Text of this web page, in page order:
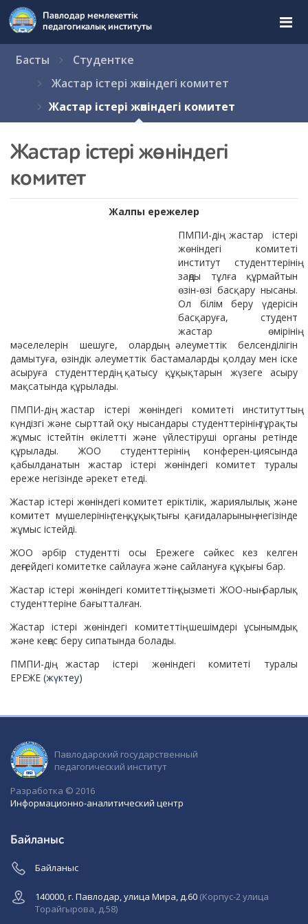
Перейти
содержимому
страницы.
Павлодар мемлекеттік
педагогикалық институты
Басты
Студентке
Жастар істері жөніндегі комитет
Жастар істері жөніндегі комитет
Жастар істері жөніндегі
комитет
Жалпы ережелер
ПМПИ-дің жастар істері
жөніндегі комитеті
институт студенттерінің
заңды тұлға құрмайтын
өзін-өзі басқару нысаны.
Ол білім беру үдерісін
басқаруға, студент
жастар өмірінің
мәселелерін шешуге, олардың әлеуметтік белсенділігін
дамытуға, өзіндік әлеуметтік бастамаларды қолдау мен іске
асыруға студенттердің қатысу құқықтарын жүзеге асыру
мақсатында құрылады.
ПМПИ-дің жастар істері жөніндегі комитеті институттың
күндізгі және сырттай оқу нысандары студенттерінің тұрақты
жұмыс істейтін өкілетті және үйлестіруші органы ретінде
құрылады. ЖОО студенттерінің конферен-циясында
қабылданатын жастар істері жөніндегі комитет туралы
ереже негізінде әрекет етеді.
Жастар істері жөніндегі комитет еріктілік, жариялылық және
комитет мүшелерінің тең құқықтығы қағидаларының негізінде
жұмыс істейді.
ЖОО әрбір студентті осы Ережеге сәйкес кез келген
деңгейдегі комитетке сайлауға және сайлануға құқығы бар.
Жастар істері жөніндегі комитеттің қызметі ЖОО-ның барлық
студенттеріне бағытталған.
Жастар істері жөніндегі комитеттің шешімдері ұсынымдық
және кеңес беру сипатында болады.
ПМПИ-дің жастар істері жөніндегі комитеті туралы
ЕРЕЖЕ (жүктеу)
Павлодарский государственный
педагогический институт
Разработка © 2016
Информационно-аналитический центр
Байланыс
Байланыс
140000, г. Павлодар, улица Мира, д.60 (Корпус-2 улица
Торайгырова, д.58)